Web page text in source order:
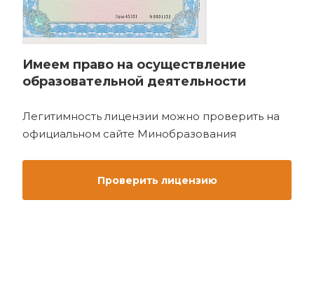
Имеем право на осуществление
образовательной деятельности
Легитимность лицензии можно проверить на
официальном сайте Минобразования
Проверить лицензию